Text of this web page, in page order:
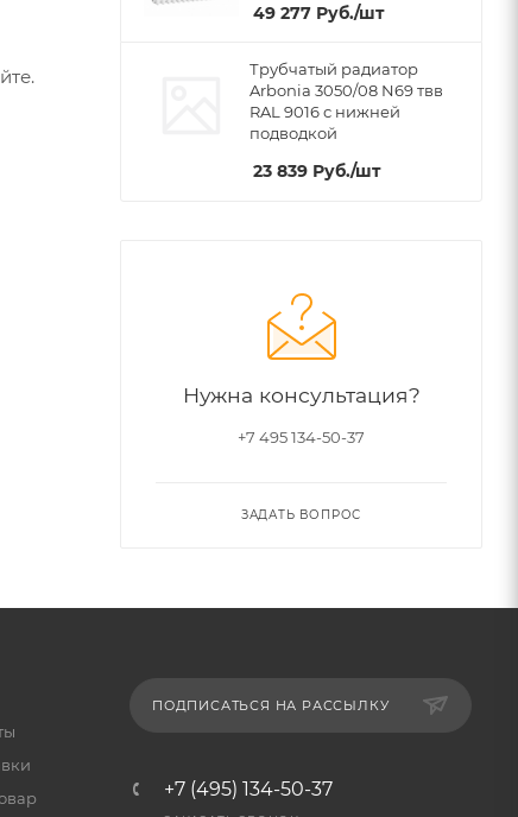
49 277 Руб./шт
Трубчатый радиатор
Arbonia 3050/08 N69 твв
RAL 9016 с нижней
подводкой
23 839 Руб./шт
Нужна консультация?
+7 495 134-50-37
ЗАДАТЬ ВОПРОС
ПОДПИСАТЬСЯ НА РАССЫЛКУ
+7 (495) 134-50-37